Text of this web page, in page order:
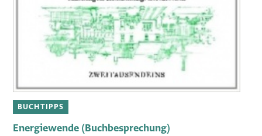
BUCHTIPPS
Energiewende (Buchbesprechung)